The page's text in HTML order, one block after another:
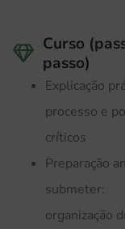
Curso
passo)
Explicação
processo e
críticos
Preparação
submeter:
organização